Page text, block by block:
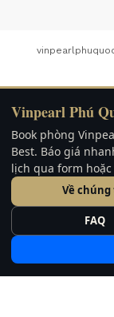
Vinpearl Phú
Book phòng
Best. Báo giá
lịch qua form
Về chúng
FAQ